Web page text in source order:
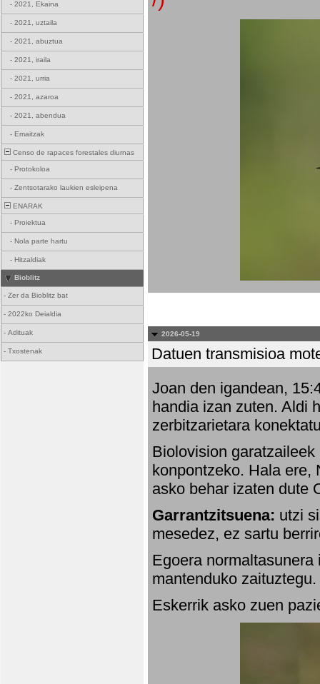
- 2021, Ekaina
- 2021, uztaila
- 2021, abuztua
- 2021, iraila
- 2021, urria
- 2021, azaroa
- 2021, abendua
- Emaitzak
Censo de rapaces forestales diurnas
- Protokoloa
- Zentsotarako laukien esleipena
ENARAK
- Proiektua
- Nola parte hartu
- Hitzaldiak
Bioblitz
- Zer da Bioblitz bat
- 2022ko Deialdia
- Adituak
- Txostenak
2026-05-19
Datuen transmisioa
Joan den igandean,
handia izan zuten. Aldi
zerbitzarietara
Biolovision
konpontzeko. Hala ere,
asko behar izaten dute
Garrantzitsuena: utzi
mesedez, ez sartu
Egoera
mantenduko
Eskerrik asko zuen